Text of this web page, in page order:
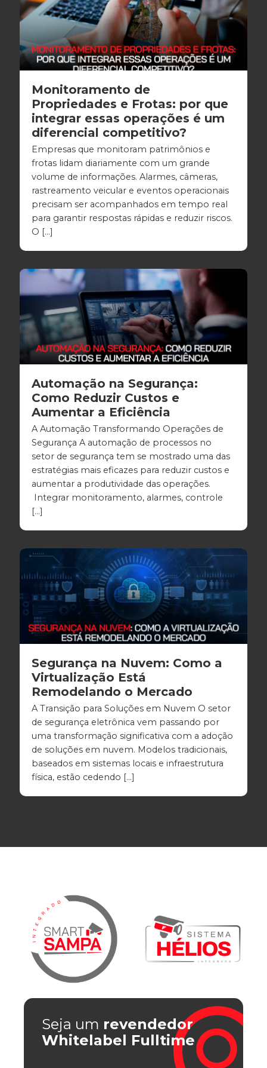
Monitoramento de
Propriedades e Frotas: por que
integrar essas operações é um
diferencial competitivo?
Empresas que monitoram patrimônios e
frotas lidam diariamente com um grande
volume de informações. Alarmes, câmeras,
rastreamento veicular e eventos operacionais
precisam ser acompanhados em tempo real
para garantir respostas rápidas e reduzir riscos.
O […]
Automação na Segurança:
Como Reduzir Custos e
Aumentar a Eficiência
A Automação Transformando Operações de
Segurança A automação de processos no
setor de segurança tem se mostrado uma das
estratégias mais eficazes para reduzir custos e
aumentar a produtividade das operações.
Integrar monitoramento, alarmes, controle
[…]
Segurança na Nuvem: Como a
Virtualização Está
Remodelando o Mercado
A Transição para Soluções em Nuvem O setor
de segurança eletrônica vem passando por
uma transformação significativa com a adoção
de soluções em nuvem. Modelos tradicionais,
baseados em sistemas locais e infraestrutura
física, estão cedendo […]
Seja um revendedor
Whitelabel Fulltime